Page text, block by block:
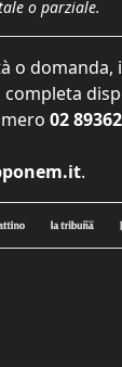
o parziale.
o domanda,
02
.